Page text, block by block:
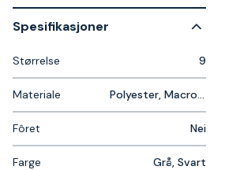
Spesifikasjoner
Størrelse 9
Materiale
Fôret Nei
Farge Grå, Svart